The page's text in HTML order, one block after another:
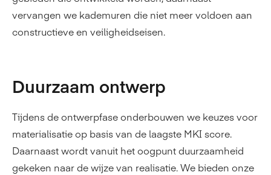
vervangen we kademuren die niet meer voldoen aan
constructieve en veiligheidseisen.
Duurzaam ontwerp
Tijdens de ontwerpfase onderbouwen we keuzes voor
materialisatie op basis van de laagste MKI score.
Daarnaast wordt vanuit het oogpunt duurzaamheid
gekeken naar de wijze van realisatie. We bieden onze